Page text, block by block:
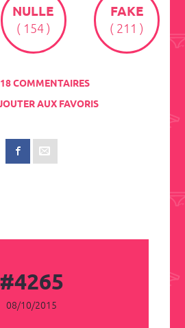
NULLE
( 154 )
FAKE
( 211 )
18 COMMENTAIRES
AUX FAVORIS
#4265
08/10/2015